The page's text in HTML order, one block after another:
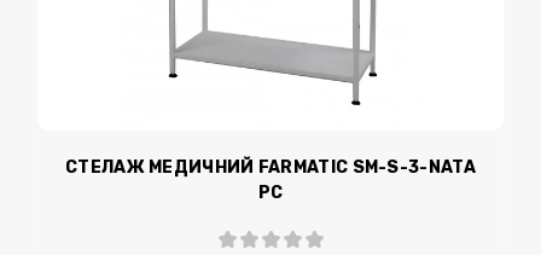
СТЕЛАЖ МЕДИЧНИЙ FARMATIC SM-S-3-NATA
PC